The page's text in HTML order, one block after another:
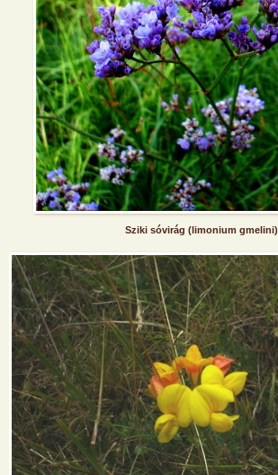
Sziki sóvirág (limonium gmelini)